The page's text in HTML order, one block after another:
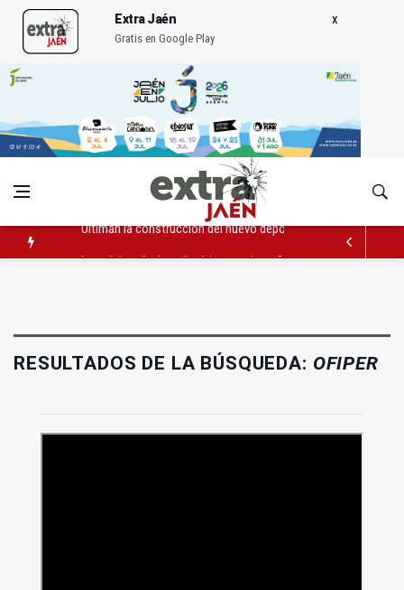
Extra Jaén
Gratis en Google Play
Ultiman la construcción del nuevo depósito de vehículos
La red de refugios climáticos registra 803 plazas ocupadas
RESULTADOS DE LA BÚSQUEDA: OFIPER